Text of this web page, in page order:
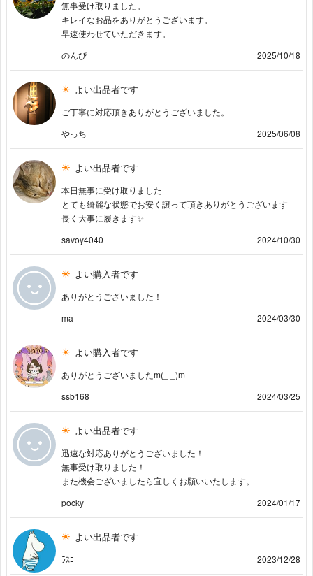
無事受け取りました。
キレイなお品をありがとうございます。
早速使わせていただきます。
のんぴ
2025/10/18
よい出品者です
ご丁寧に対応頂きありがとうございました。
やっち
2025/06/08
よい出品者です
本日無事に受け取りました
とても綺麗な状態でお安く譲って頂きありがとうございます
長く大事に履きます✨
savoy4040
2024/10/30
よい購入者です
ありがとうございました！
ma
2024/03/30
よい購入者です
ありがとうございましたm(_ _)m
ssb168
2024/03/25
よい出品者です
迅速な対応ありがとうございました！
無事受け取りました！
また機会ございましたら宜しくお願いいたします。
pocky
2024/01/17
よい出品者です
ﾗｽｺ 2023/12/28